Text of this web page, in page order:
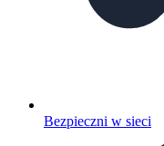
Bezpieczni w sieci